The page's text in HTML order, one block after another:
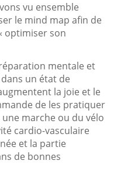
vu ensemble
le mind map afin de
optimiser son
mentale et
un état de
la joie et le
de les pratiquer
marche ou du vélo
cardio-vasculaire
et la partie
de bonnes